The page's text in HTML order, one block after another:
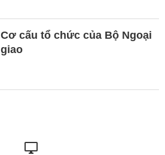
Cơ cấu tổ chức của Bộ Ngoại
giao